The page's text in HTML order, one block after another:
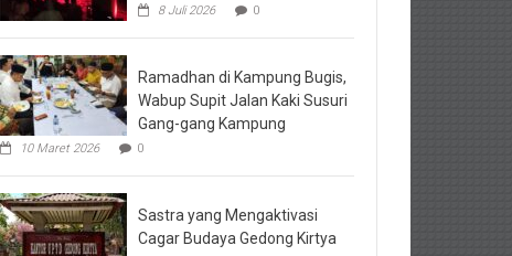
8 Juli 2026 0
Ramadhan di Kampung Bugis,
Wabup Supit Jalan Kaki Susuri
Gang-gang Kampung
10 Maret 2026 0
Sastra yang Mengaktivasi
Cagar Budaya Gedong Kirtya